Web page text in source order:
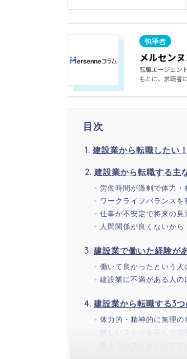
メルセン
転職エージェン
もとに、求職者
目次
建設業から転職したい
建設業から転職する主
労働時間が過剰で体力・
ワークライフバランスを
仕事が不安定で将来の見
人間関係が良くないから
建設業で働いた経験が
働いて良かったという人
建設業に不満がある人の
建設業から転職する3つ
体力的・精神的に無理の
新しいスキルを学んで成
収入アップ・キャリア